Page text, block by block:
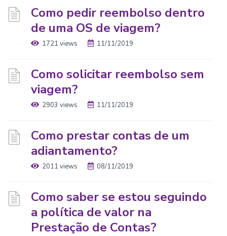
Como pedir reembolso dentro
de uma OS de viagem?
1721 views 11/11/2019
Como solicitar reembolso sem
viagem?
2903 views 11/11/2019
Como prestar contas de um
adiantamento?
2011 views 08/11/2019
Como saber se estou seguindo
a política de valor na
Prestação de Contas?